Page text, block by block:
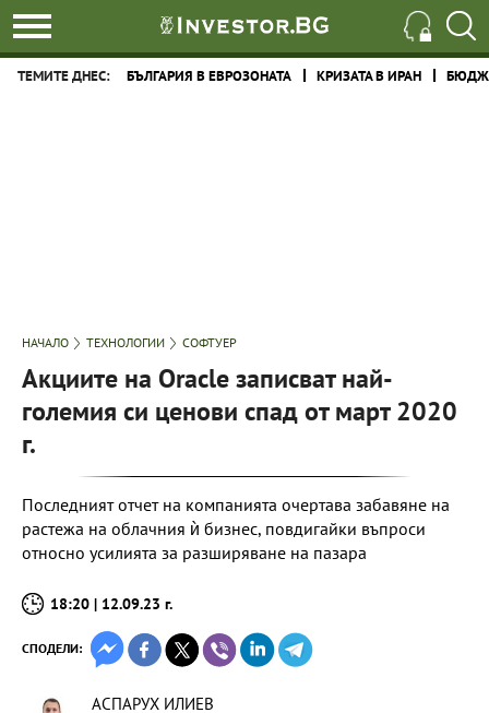
ТЕМИТЕ ДНЕС: БЪЛГАРИЯ В ЕВРОЗОНАТА КРИЗАТА В ИРАН
НАЧАЛО ТЕХНОЛОГИИ СОФТУЕР
Акциите на Oracle записват най-
големия си ценови спад от март 2020
г.
Последният отчет на компанията очертава забавяне на
растежа на облачния ѝ бизнес, повдигайки въпроси
относно усилията за разширяване на пазара
18:20 | 12.09.23 г.
СПОДЕЛИ:
АСПАРУХ ИЛИЕВ